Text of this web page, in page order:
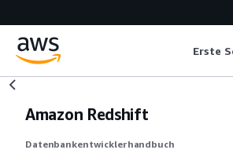
Erste
Amazon Redshift
Datenbankentwicklerhandbuch